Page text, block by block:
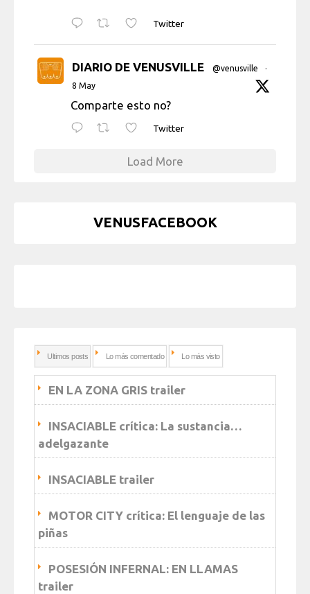
Twitter
DIARIO DE VENUSVILLE @venusville
·
8 May
Comparte esto no?
Twitter
Load More
VENUSFACEBOOK
Ultimos posts Lo más comentado Lo más visto
EN LA ZONA GRIS trailer
INSACIABLE crítica: La sustancia…
adelgazante
INSACIABLE trailer
MOTOR CITY crítica: El lenguaje de las
piñas
POSESIÓN INFERNAL: EN LLAMAS
trailer